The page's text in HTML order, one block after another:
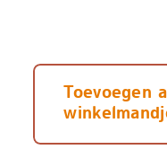
Toevoegen